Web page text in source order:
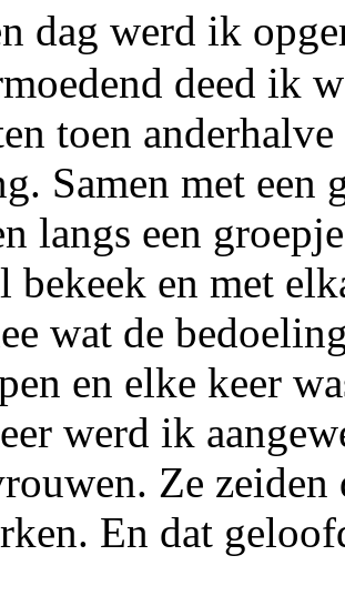
dag werd ik
deed ik
toen
Samen met
langs een
bekeek en met
wat de
en elke keer
werd ik
Ze
En dat